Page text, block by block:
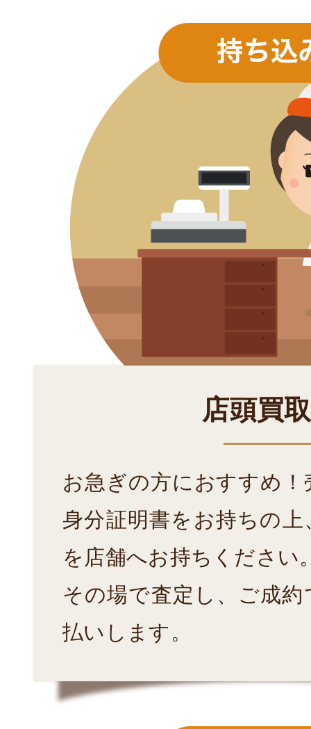
店頭買
お急ぎの方におすすめ！
身分証明書をお持ちの
を店舗へお持ちください
その場で査定し、ご成
払いします。